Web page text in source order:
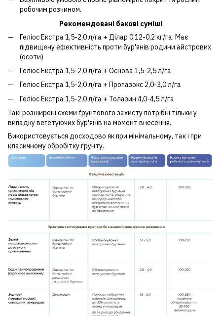
робочим розчином.
Рекомендовані бакові суміші
Геліос Екстра 1,5-2,0 л/га + Ділар 0,12-0,2 кг/га. Має
підвищену ефективність проти бур'янів родини айстрових
(осоти)
Геліос Екстра 1,5-2,0 л/га + Основа 1,5-2,5 л/га
Геліос Екстра 1,5-2,0 л/га + Пропазокс 2,0-3,0 л/га
Геліос Екстра 1,5-2,0 л/га + Толазин 4,0-4,5 л/га
Такі розширені схеми ґрунтового захисту потрібні тільки у
випадку вегетуючих бур'янів на момент внесення.
Використовується досходово як при мінімальному, так і при
класичному обробітку ґрунту.